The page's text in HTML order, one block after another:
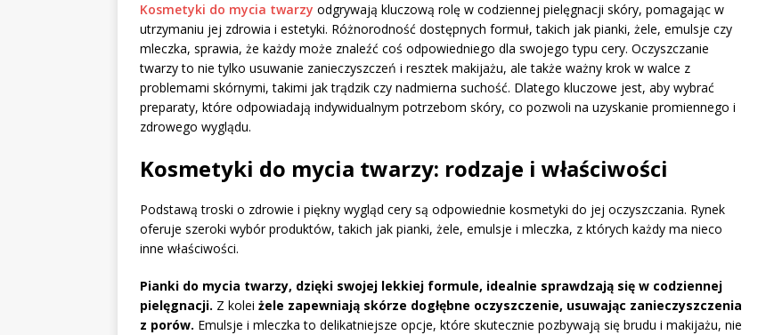
Kosmetyki do mycia twarzy odgrywają kluczową rolę w codziennej pielęgnacji skóry, pomagając w
utrzymaniu jej zdrowia i estetyki. Różnorodność dostępnych formuł, takich jak pianki, żele, emulsje czy
mleczka, sprawia, że każdy może znaleźć coś odpowiedniego dla swojego typu cery. Oczyszczanie
twarzy to nie tylko usuwanie zanieczyszczeń i resztek makijażu, ale także ważny krok w walce z
problemami skórnymi, takimi jak trądzik czy nadmierna suchość. Dlatego kluczowe jest, aby wybrać
preparaty, które odpowiadają indywidualnym potrzebom skóry, co pozwoli na uzyskanie promiennego i
zdrowego wyglądu.
Kosmetyki do mycia twarzy: rodzaje i właściwości
Podstawą troski o zdrowie i piękny wygląd cery są odpowiednie kosmetyki do jej oczyszczania. Rynek
oferuje szeroki wybór produktów, takich jak pianki, żele, emulsje i mleczka, z których każdy ma nieco
inne właściwości.
Pianki do mycia twarzy, dzięki swojej lekkiej formule, idealnie sprawdzają się w codziennej
pielęgnacji. Z kolei żele zapewniają skórze dogłębne oczyszczenie, usuwając zanieczyszczenia
z porów. Emulsje i mleczka to delikatniejsze opcje, które skutecznie pozbywają się brudu i makijażu, nie